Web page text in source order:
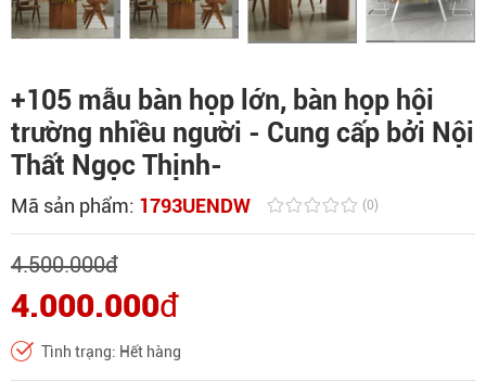
+105 mẫu bàn họp lớn, bàn họp hội
trường nhiều người - Cung cấp bởi Nội
Thất Ngọc Thịnh-
Mã sản phẩm: 1793UENDW (0)
4.500.000đ
4.000.000đ
Tình trạng: Hết hàng